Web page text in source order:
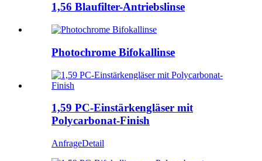
1,56 Blaufilter-Antriebslinse
Photochrome Bifokallinse
1,59 PC-Einstärkengläser mit
Polycarbonat-Finish
AnfrageDetail